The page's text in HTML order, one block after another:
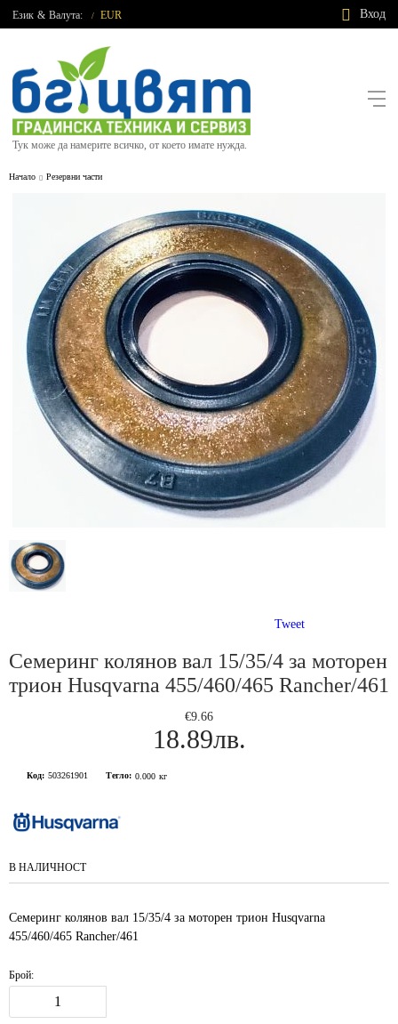
Език & Валута: / EUR Вход
Тук може да намерите всичко, от което имате нужда.
Начало Резервни части
Tweet
Семеринг колянов вал 15/35/4 за моторен
трион Husqvarna 455/460/465 Rancher/461
€9.66
18.89лв.
Код: 503261901 Тегло: 0.000 кг
В НАЛИЧНОСТ
Семеринг колянов вал 15/35/4 за моторен трион Husqvarna
455/460/465 Rancher/461
Брой: